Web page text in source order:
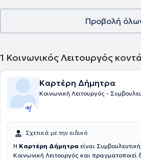
Προβολή
1 Κοινωνικός Λειτουργός
Καρτέρη Δήμητρα
Κοινωνική Λειτουργός -
Σχετικά με την ειδικό
Η Καρτέρη Δήμητρα είναι
Κοινωνική Λειτουργός και πραγματοποιεί